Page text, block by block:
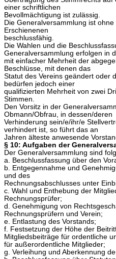
einer schriftlichen
Bevollmächtigung ist zulässig.
Die Generalversammlung ist
Erschienenen
beschlussfähig.
Die Wahlen und die
Generalversammlung erfolgen in
mit einfacher Mehrheit der
Beschlüsse, mit denen das
Statut des Vereins geändert oder
bedürfen jedoch einer
qualifizierten Mehrheit von zwei
Stimmen.
Den Vorsitz in der
Obmann/Obfrau, in dessen/deren
Verhinderung sein/e/ihr/e
verhindert ist, so führt das an
Jahren älteste anwesende
§ 10: Aufgaben der
Der Generalversammlung sind
a. Beschlussfassung über den
b. Entgegennahme und
und des
Rechnungsabschlusses unter
c. Wahl und Enthebung der
Rechnungsprüfer;
d. Genehmigung von
Rechnungsprüfern und Verein;
e. Entlastung des Vorstands;
f. Festsetzung der Höhe der
Mitgliedsbeiträge für ordentliche
für außerordentliche Mitglieder;
g. Verleihung und Aberkennung